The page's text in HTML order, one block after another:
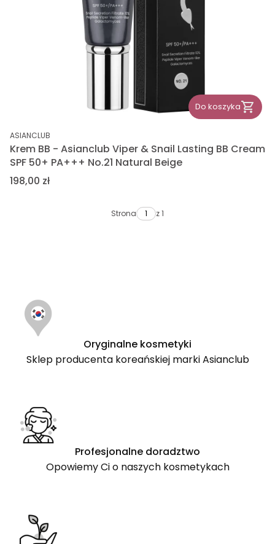
Do koszyka
PRODUCENT
ASIANCLUB
Krem BB - Asianclub Viper & Snail Lasting BB Cream
SPF 50+ PA+++ No.21 Natural Beige
Cena
198,00 zł
Strona z 1
Oryginalne kosmetyki
Sklep producenta koreańskiej marki Asianclub
Profesjonalne doradztwo
Opowiemy Ci o naszych kosmetykach